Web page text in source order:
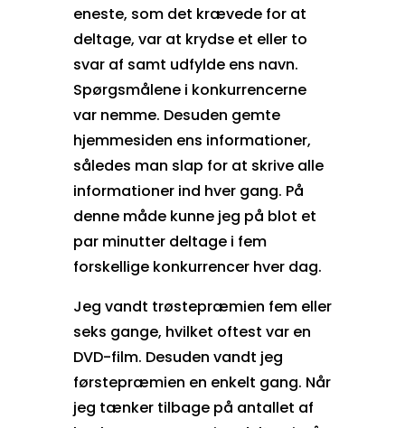
eneste, som det krævede for at
deltage, var at krydse et eller to
svar af samt udfylde ens navn.
Spørgsmålene i konkurrencerne
var nemme. Desuden gemte
hjemmesiden ens informationer,
således man slap for at skrive alle
informationer ind hver gang. På
denne måde kunne jeg på blot et
par minutter deltage i fem
forskellige konkurrencer hver dag.
Jeg vandt trøstepræmien fem eller
seks gange, hvilket oftest var en
DVD-film. Desuden vandt jeg
førstepræmien en enkelt gang. Når
jeg tænker tilbage på antallet af